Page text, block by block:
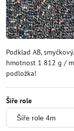
Podklad AB,
hmotnost 1 812 g /
podložka!
Šíře role